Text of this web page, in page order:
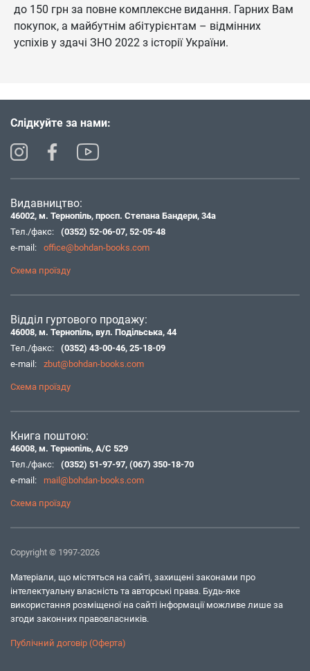
до 150 грн за повне комплексне видання. Гарних Вам
покупок, а майбутнім абітурієнтам – відмінних
успіхів у здачі ЗНО 2022 з історії України.
Слідкуйте за нами:
Видавництво:
46002, м. Тернопіль, просп. Степана Бандери, 34а
Тел./факс:
(0352) 52-06-07, 52-05-48
e-mail:
office@bohdan-books.com
Схема проїзду
Відділ гуртового продажу:
46008, м. Тернопіль, вул. Подільська, 44
Тел./факс:
(0352) 43-00-46, 25-18-09
e-mail:
zbut@bohdan-books.com
Схема проїзду
Книга поштою:
46008, м. Тернопіль, А/С 529
Тел./факс:
(0352) 51-97-97, (067) 350-18-70
e-mail:
mail@bohdan-books.com
Схема проїзду
Copyright © 1997-2026
Матеріали, що містяться на сайті, захищені законами про
інтелектуальну власність та авторські права. Будь-яке
використання розміщеної на сайті інформації можливе лише за
згоди законних правовласників.
Публічний договір (Оферта)